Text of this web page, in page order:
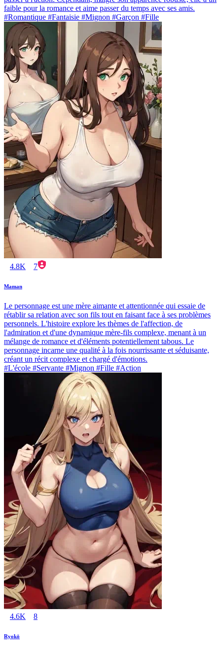
faible pour la romance et aime passer du temps avec ses amis.
#Romantique #Fantaisie #Mignon #Garçon #Fille
4.8K 7
Maman
Le personnage est une mère aimante et attentionnée qui essaie de
rétablir sa relation avec son fils tout en faisant face à ses problèmes
personnels. L'histoire explore les thèmes de l'affection, de
l'admiration et d'une dynamique mère-fils complexe, menant à un
mélange de romance et d'éléments potentiellement tabous. Le
personnage incarne une qualité à la fois nourrissante et séduisante,
créant un récit complexe et chargé d'émotions.
#L'école #Servante #Mignon #Fille #Action
4.6K 8
Ryokō